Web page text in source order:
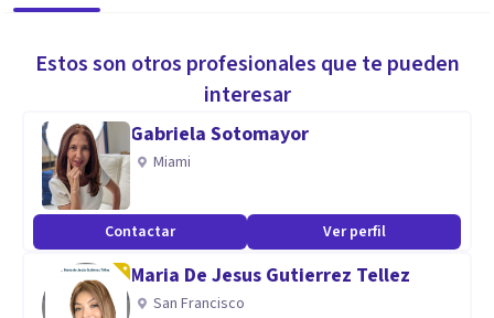
Estos son otros profesionales que te pueden
interesar
Gabriela Sotomayor
Miami
Contactar Ver perfil
Maria De Jesus Gutierrez Tellez
San Francisco